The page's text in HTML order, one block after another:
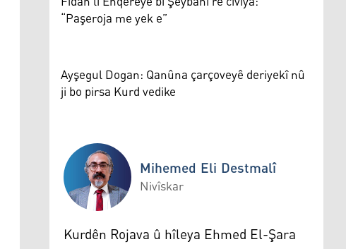
“Paşeroja me yek e”
Ayşegul Dogan: Qanûna çarçoveyê deriyekî nû
ji bo pirsa Kurd vedike
Mihemed Eli Destmalî
Mihemed Eli Destmalî
Nivîskar
Kurdên Rojava û hîleya Ehmed El-Şara